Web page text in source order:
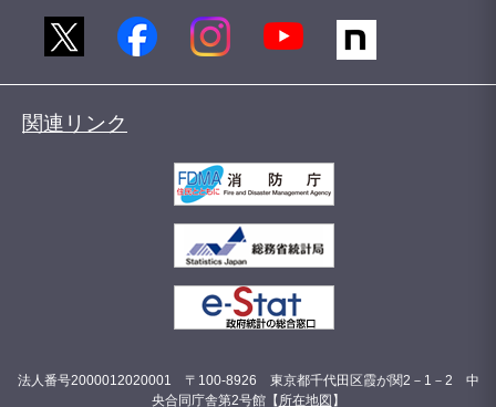
関連リンク
法人番号2000012020001 〒100-8926 東京都千代田区霞が関2－1－2 中
央合同庁舎第2号館【 所在地図 】